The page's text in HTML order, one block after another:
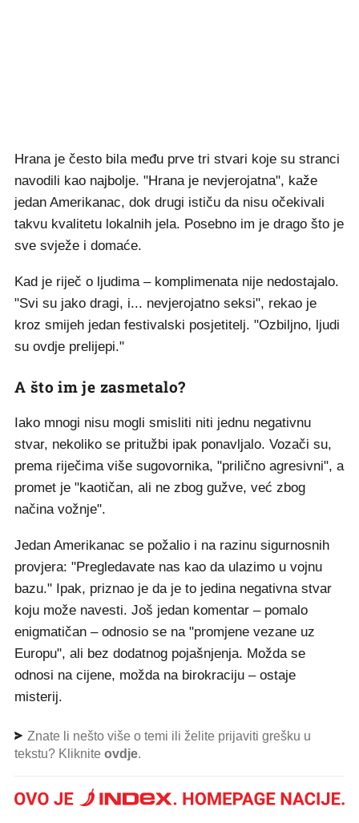
Hrana je često bila među prve tri stvari koje su stranci
navodili kao najbolje. "Hrana je nevjerojatna", kaže
jedan Amerikanac, dok drugi ističu da nisu očekivali
takvu kvalitetu lokalnih jela. Posebno im je drago što je
sve svježe i domaće.
Kad je riječ o ljudima – komplimenata nije nedostajalo.
"Svi su jako dragi, i... nevjerojatno seksi", rekao je
kroz smijeh jedan festivalski posjetitelj. "Ozbiljno, ljudi
su ovdje prelijepi."
A što im je zasmetalo?
Iako mnogi nisu mogli smisliti niti jednu negativnu
stvar, nekoliko se pritužbi ipak ponavljalo. Vozači su,
prema riječima više sugovornika, "prilično agresivni", a
promet je "kaotičan, ali ne zbog gužve, već zbog
načina vožnje".
Jedan Amerikanac se požalio i na razinu sigurnosnih
provjera: "Pregledavate nas kao da ulazimo u vojnu
bazu." Ipak, priznao je da je to jedina negativna stvar
koju može navesti. Još jedan komentar – pomalo
enigmatičan – odnosio se na "promjene vezane uz
Europu", ali bez dodatnog pojašnjenja. Možda se
odnosi na cijene, možda na birokraciju – ostaje
misterij.
Znate li nešto više o temi ili želite prijaviti grešku u
tekstu? Kliknite ovdje.